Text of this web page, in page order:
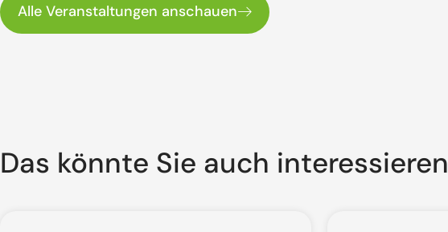
Alle Veranstaltungen anschauen
Das könnte Sie auch interessieren